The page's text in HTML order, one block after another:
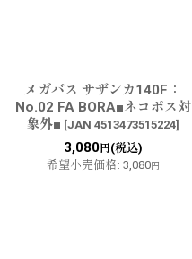
メガバス サザンカ140F：
No.02 FA BORA■ネコポス対
象外■ [JAN 4513473515224]
3,080円(税込)
希望小売価格: 3,080円